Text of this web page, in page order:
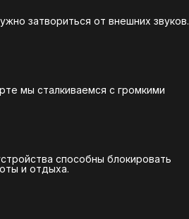
затвориться от внешних звуков.
мы сталкиваемся с громкими
способны блокировать
и отдыха.